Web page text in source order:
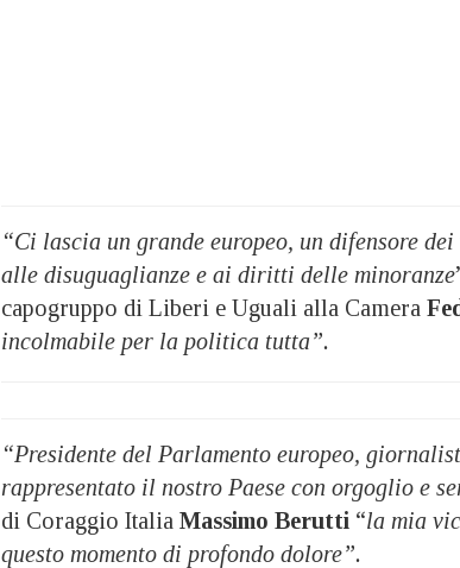
“Ci lascia un grande europeo, un difensore
alle disuguaglianze e ai diritti delle minoranze
capogruppo di Liberi e Uguali alla Camera
incolmabile per la politica tutta”.
“Presidente del Parlamento europeo,
rappresentato il nostro Paese con orgoglio e
di Coraggio Italia Massimo Berutti “la mia
questo momento di profondo dolore”.